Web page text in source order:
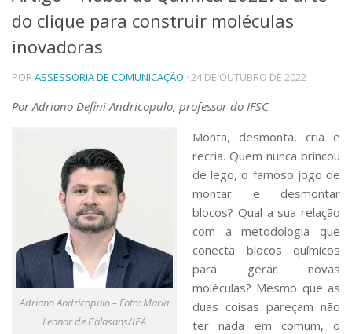
Telefones e Mapas
Pessoas
Ensino
Graduação
Educação a distância
Pesquisa e Inovação
Linhas de Pesquisa
Centros, Núcleos e Projetos em Rede
Pós-doutorado
Iniciação Científica
Transferência de Tecnologia
Empresas Juniores
Extensão à Comunidade
Projetos, Programas e Cursos
Artes, Cultura e Esportes
do clique para construir moléculas
inovadoras
PORASSESSORIA DE COMUNICAÇÃO · 24 DE OUTUBRO DE 2022
Por Adriano Defini Andricopulo, professor do IFSC
Adriano Andricopulo – Foto: Maria
Leonor de Calasans/IEA
Monta, desmonta, cria e
recria. Quem nunca brincou
de lego, o famoso jogo de
montar e desmontar
blocos? Qual a sua relação
com a metodologia que
conecta blocos químicos
para gerar novas
moléculas? Mesmo que as
duas coisas pareçam não
ter nada em comum, o